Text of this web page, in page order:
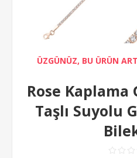
ÜZGÜNÜZ, BU ÜRÜN
Rose
Taşlı Suyolu